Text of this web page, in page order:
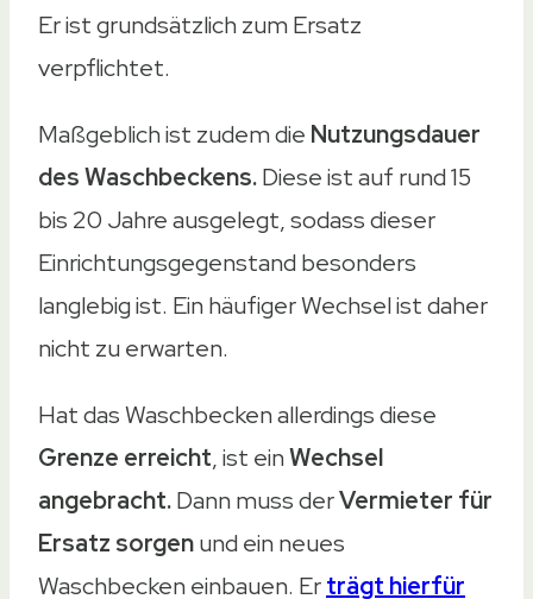
Er ist grundsätzlich zum Ersatz
verpflichtet.
Maßgeblich ist zudem die Nutzungsdauer
des Waschbeckens.Diese ist auf rund 15
bis 20 Jahre ausgelegt, sodass dieser
Einrichtungsgegenstand besonders
langlebig ist. Ein häufiger Wechsel ist daher
nicht zu erwarten.
Hat das Waschbecken allerdings diese
Grenze erreicht, ist einWechsel
angebracht.Dann muss derVermieter für
Ersatz sorgenund ein neues
Waschbecken einbauen. Erträgt hierfür